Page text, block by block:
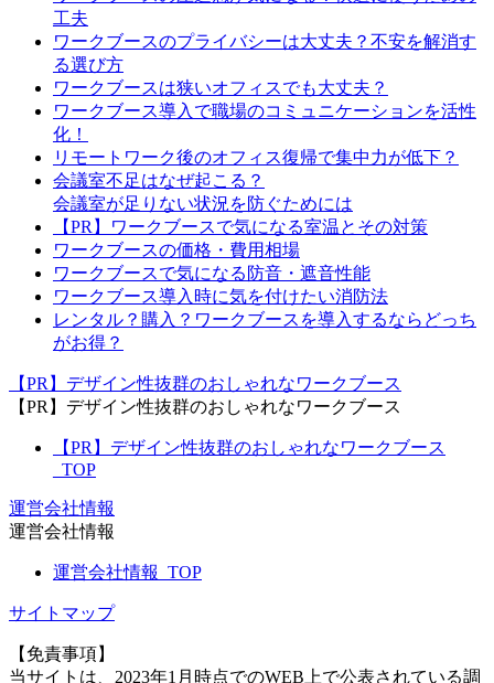
工夫
ワークブースのプライバシーは大丈夫？不安を解消す
る選び方
ワークブースは狭いオフィスでも大丈夫？
ワークブース導入で職場のコミュニケーションを活性
化！
リモートワーク後のオフィス復帰で集中力が低下？
会議室不足はなぜ起こる？
会議室が足りない状況を防ぐためには
【PR】ワークブースで気になる室温とその対策
ワークブースの価格・費用相場
ワークブースで気になる防音・遮音性能
ワークブース導入時に気を付けたい消防法
レンタル？購入？ワークブースを導入するならどっち
がお得？
【PR】デザイン性抜群のおしゃれなワークブース
【PR】デザイン性抜群のおしゃれなワークブース
【PR】デザイン性抜群のおしゃれなワークブース
_TOP
運営会社情報
運営会社情報
運営会社情報_TOP
サイトマップ
【免責事項】
当サイトは、2023年1月時点でのWEB上で公表されている調